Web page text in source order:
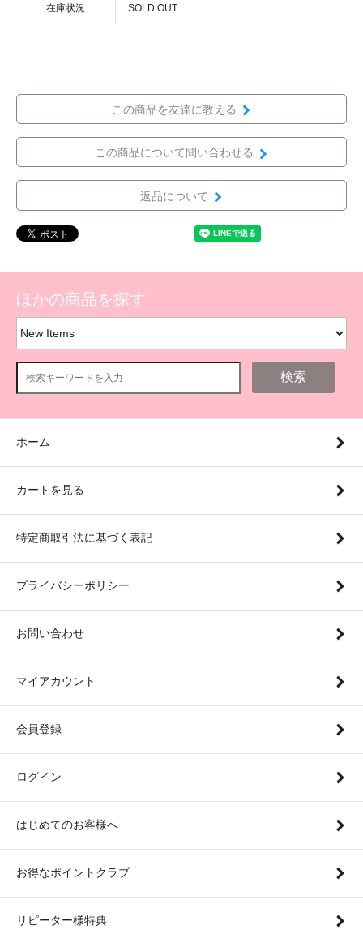
在庫状況 SOLD OUT
この商品を友達に教える
この商品について問い合わせる
返品について
ほかの商品を探す
検索
ホーム
カートを見る
特定商取引法に基づく表記
プライバシーポリシー
お問い合わせ
マイアカウント
会員登録
ログイン
はじめてのお客様へ
お得なポイントクラブ
リピーター様特典